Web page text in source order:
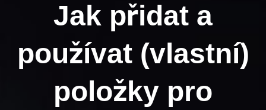
Jak přidat a
používat (vlastní)
položky pro